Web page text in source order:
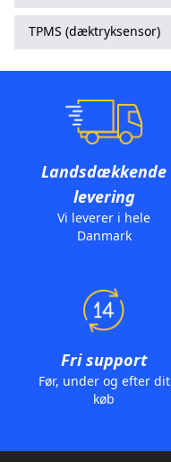
TPMS (dæktryksensor)
Landsdækkende
levering
Vi leverer i hele
Danmark
Fri support
Før, under og efter dit
køb